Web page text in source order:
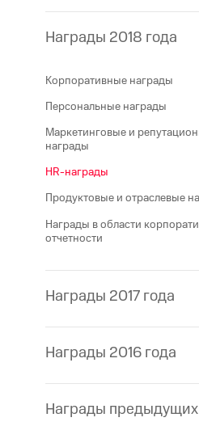
Награды 2018 года
Корпоративные награды
Персональные награды
Маркетинговые и
награды
HR-награды
Продуктовые и отраслевые
Награды в области
отчетности
Награды 2017 года
Награды 2016 года
Награды предыдущих